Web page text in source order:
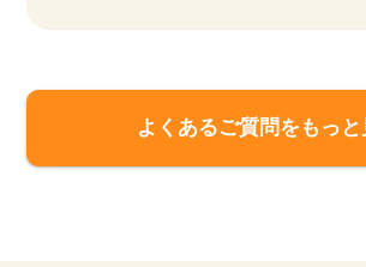
よくあるご質問をもっと